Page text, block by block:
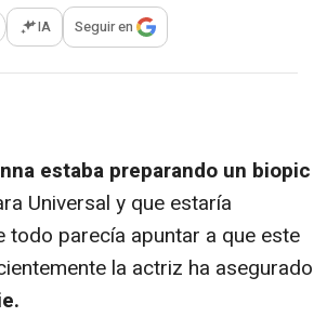
opciones para compartir
IA Seguir en
estaba preparando un biopic
Universal y que estaría
todo parecía apuntar a que este
la actriz ha asegurado